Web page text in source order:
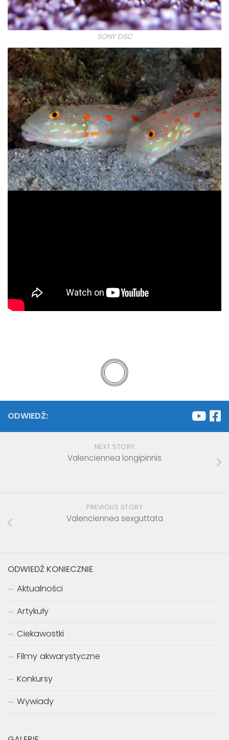
SONY DSC
ODWIEDŹ:
NEXT STORY
Valenciennea longipinnis
PREVIOUS STORY
Valenciennea sexguttata
ODWIEDŹ KONIECZNIE
Aktualności
Artykuły
Ciekawostki
Filmy akwarystyczne
Konkursy
Wywiady